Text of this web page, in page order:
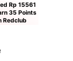
Rp 15561
35 Points
Redclub